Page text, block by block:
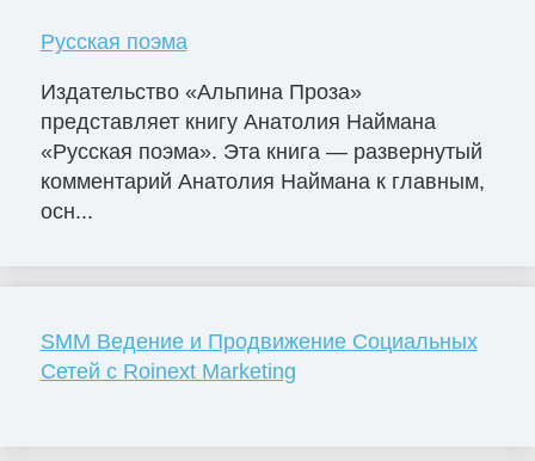
Русская поэма
Издательство «Альпина Проза»
представляет книгу Анатолия Наймана
«Русская поэма». Эта книга — развернутый
комментарий Анатолия Наймана к главным,
осн...
SMM Ведение и Продвижение Социальных
Сетей с Roinext Marketing